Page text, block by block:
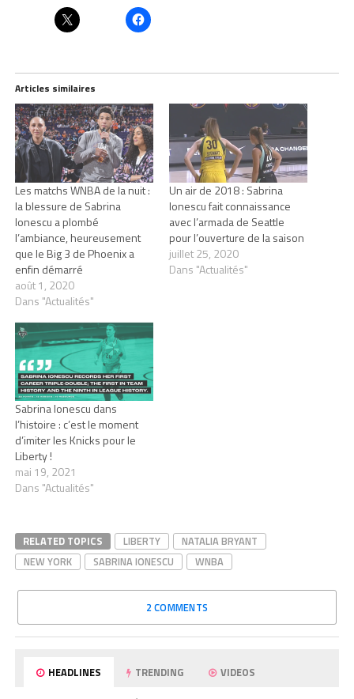
Articles similaires
Les matchs WNBA de la nuit :
la blessure de Sabrina
Ionescu a plombé
l’ambiance, heureusement
que le Big 3 de Phoenix a
enfin démarré
août 1, 2020
Dans "Actualités"
Un air de 2018 : Sabrina
Ionescu fait connaissance
avec l’armada de Seattle
pour l’ouverture de la saison
juillet 25, 2020
Dans "Actualités"
Sabrina Ionescu dans
l’histoire : c’est le moment
d’imiter les Knicks pour le
Liberty !
mai 19, 2021
Dans "Actualités"
RELATED TOPICS LIBERTY
NATALIA BRYANT
NEW YORK
SABRINA IONESCU WNBA
2 COMMENTS
HEADLINES TRENDING VIDEOS